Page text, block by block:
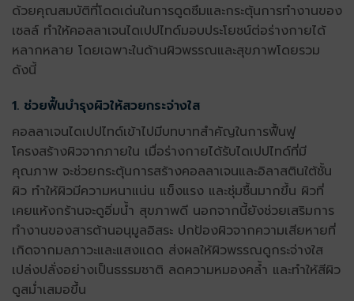
ด้วยคุณสมบัติที่โดดเด่นในการดูดซึมและกระตุ้นการทำงานของ
เซลล์ ทำให้คอลลาเจนไดเปปไทด์มอบประโยชน์ต่อร่างกายได้
หลากหลาย โดยเฉพาะในด้านผิวพรรณและสุขภาพโดยรวม
ดังนี้
1. ช่วยฟื้นบำรุงผิวให้สวยกระจ่างใส
คอลลาเจนไดเปปไทด์เข้าไปมีบทบาทสำคัญในการฟื้นฟู
โครงสร้างผิวจากภายใน เมื่อร่างกายได้รับไดเปปไทด์ที่มี
คุณภาพ จะช่วยกระตุ้นการสร้างคอลลาเจนและอิลาสตินใต้ชั้น
ผิว ทำให้ผิวมีความหนาแน่น แข็งแรง และชุ่มชื้นมากขึ้น ผิวที่
เคยแห้งกร้านจะดูอิ่มน้ำ สุขภาพดี นอกจากนี้ยังช่วยเสริมการ
ทำงานของสารต้านอนุมูลอิสระ ปกป้องผิวจากความเสียหายที่
เกิดจากมลภาวะและแสงแดด ส่งผลให้ผิวพรรณดูกระจ่างใส
เปล่งปลั่งอย่างเป็นธรรมชาติ ลดความหมองคล้ำ และทำให้สีผิว
ดูสม่ำเสมอขึ้น